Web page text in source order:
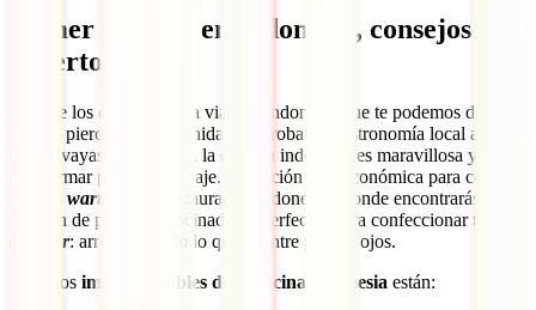
Comer y beber en Indonesia, consejos de
expertos
Otro de los consejos para viajar a Indonesia que te podemos dar es
que no pierdas la oportunidad de probar la gastronomía local allá a
donde vayas. De verdad, la comida indonesia es maravillosa y tiene
que formar parte de tu viaje. La opción más económica para comer
son los warung
, los restaurantes indonesios donde encontrarás un
montón de platos ya cocinados y perfectos para confeccionar tu
campur: arroz con todo lo que te entre por los ojos.
Entre los imprescindibles de la cocina indonesia están: